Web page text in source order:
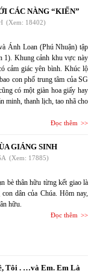
CÁC NÀNG “KIẾN”
(Xem: 18402)
Ánh Loan (Phú Nhuận) tập
1). Khung cảnh khu vực này
cảm giác yên bình. Khúc lộ
con phố trung tâm của SG
có một giàn hoa giấy hay
minh, thanh lịch, tao nhã cho
Đọc thêm
GIÁNG SINH
(Xem: 17885)
bè thân hữu từng kết giao là
dân của Chúa. Hôm nay,
hữu.
Đọc thêm
Tôi . …và Em. Em Là